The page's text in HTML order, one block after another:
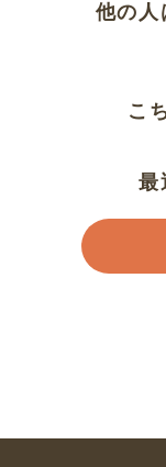
他の人
こ
最